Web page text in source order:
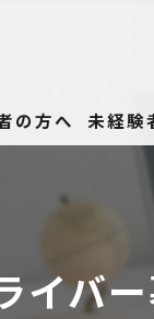
の方へ 未経験
イバ